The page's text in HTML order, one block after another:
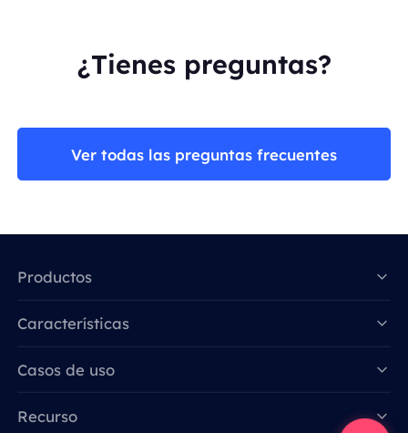
¿Tienes preguntas?
Ver todas las preguntas frecuentes
Productos
Características
Casos de uso
Recurso